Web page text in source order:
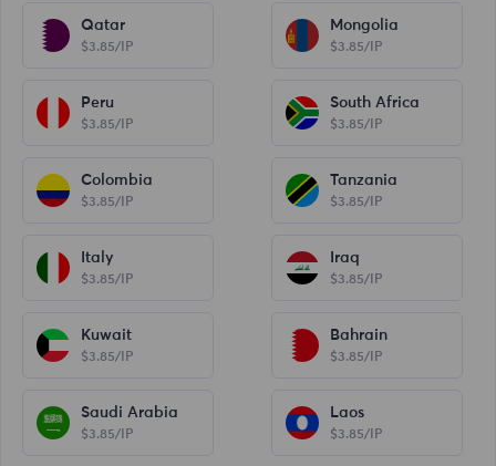
Qatar
$3.85/IP
Mongolia
$3.85/IP
Peru
$3.85/IP
South Africa
$3.85/IP
Colombia
$3.85/IP
Tanzania
$3.85/IP
Italy
$3.85/IP
Iraq
$3.85/IP
Kuwait
$3.85/IP
Bahrain
$3.85/IP
Saudi Arabia
$3.85/IP
Laos
$3.85/IP